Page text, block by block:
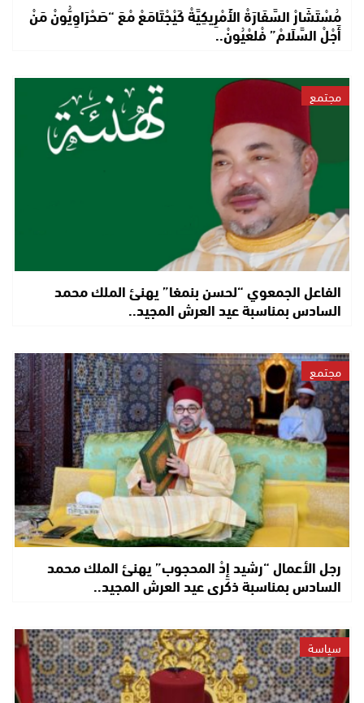
مُسْتَشَارْ السَّفَارَةْ الأَمْرِيكِيَّةْ كَيْجْتَامَعْ مْعَ “صَحْرَاوِيُّونْ مَنْ
أَجْلْ السَّلَامْ” فْلعْيُونْ..
مجتمع
الفاعل الجمعوي “لحسن بنمغا” يهنئ الملك محمد
السادس بمناسبة عيد العرش المجيد..
مجتمع
رجل الأعمال “رشيد إِدْ المحجوب” يهنئ الملك محمد
السادس بمناسبة ذكرى عيد العرش المجيد..
سياسة